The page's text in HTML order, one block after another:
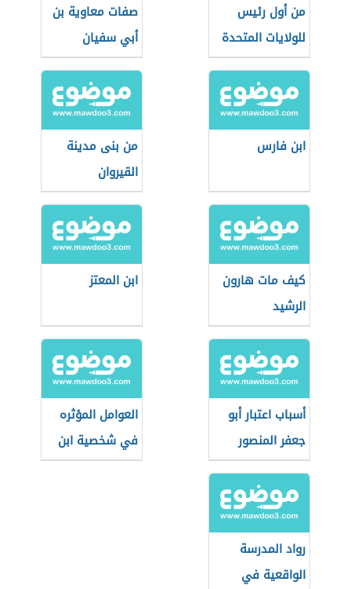
من أول رئيس
للولايات المتحدة
الأمريكية
صفات معاوية بن
أبي سفيان
ابن فارس
من بنى مدينة
القيروان
كيف مات هارون
الرشيد
ابن المعتز
أسباب اعتبار أبو
جعفر المنصور
المؤسس
الحقيقي للدولة
العباسية
العوامل المؤثره
في شخصية ابن
الرومي
رواد المدرسة
الواقعية في